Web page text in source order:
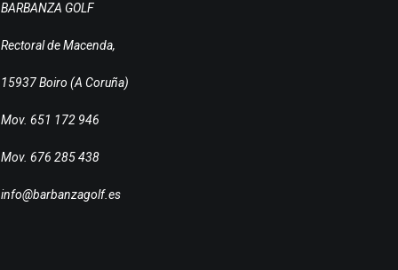
BARBANZA GOLF
Rectoral de Macenda,
15937 Boiro (A Coruña)
Mov. 651 172 946
Mov. 676 285 438
info@barbanzagolf.es